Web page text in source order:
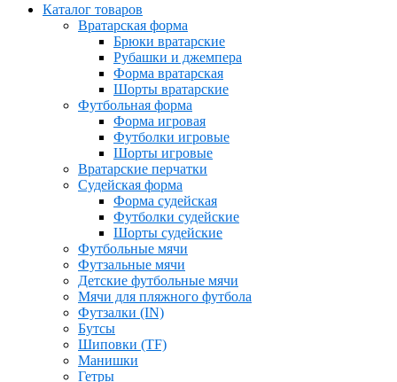
Каталог товаров
Вратарская форма
Брюки вратарские
Рубашки и джемпера
Форма вратарская
Шорты вратарские
Футбольная форма
Форма игровая
Футболки игровые
Шорты игровые
Вратарские перчатки
Судейская форма
Форма судейская
Футболки судейские
Шорты судейские
Футбольные мячи
Футзальные мячи
Детские футбольные мячи
Мячи для пляжного футбола
Футзалки (IN)
Бутсы
Шиповки (TF)
Манишки
Гетры